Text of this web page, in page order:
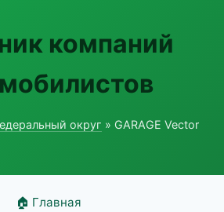
компаний
округ » GARAGE Vector
🏠 Главная